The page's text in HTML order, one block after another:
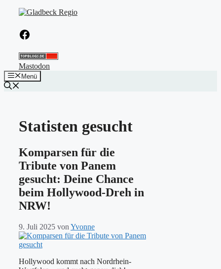
springenFacebook
Mastodon
Menü
Statisten gesucht
Komparsen für die
Tribute von Panem
gesucht: Deine Chance
beim Hollywood-Dreh in
NRW!
9. Juli 2025 von Yvonne
Hollywood kommt nach Nordrhein-